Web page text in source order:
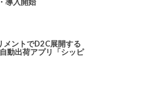
メントでD2C展開する
動出荷アプリ「シッピ